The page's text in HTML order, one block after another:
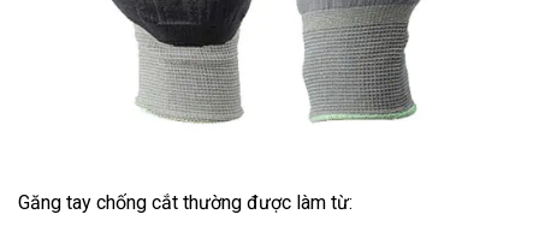
Găng tay chống cắt thường được làm từ: